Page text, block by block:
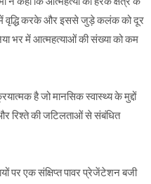
में वृद्धि करके और इससे जुड़े कलंक को दूर
भर में आत्महत्याओं की संख्या को कम
है जो मानसिक स्वास्थ्य के मुद्दों
रिश्ते की जटिलताओं से संबंधित
पर एक संक्षिप्त पावर प्रेजेंटेशन बजी